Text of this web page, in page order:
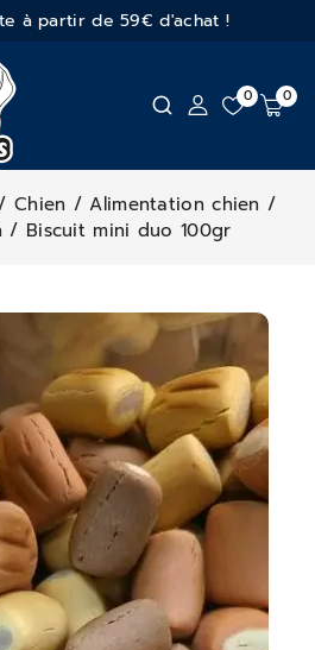
à partir de 59€ d'achat !
0 0
Chien / Alimentation chien /
/ Biscuit mini duo 100gr